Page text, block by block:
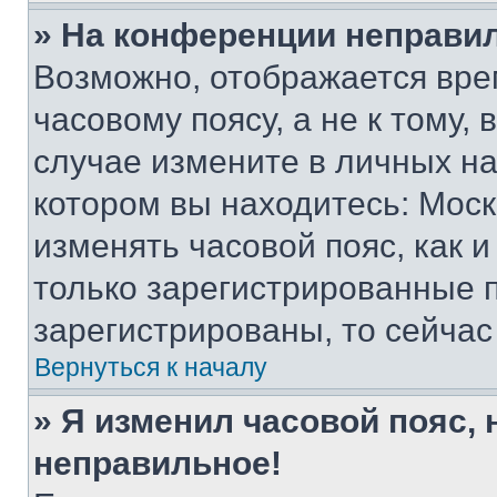
» На конференции
Возможно, отображается
часовому поясу, а не к тому,
случае измените в личных
котором вы находитесь:
изменять часовой пояс, как
только
зарегистрированы, то
Вернуться к началу
» Я изменил часовой пояс,
неправильное!